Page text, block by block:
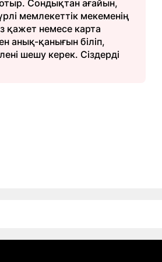
Сондықтан ағайын,
мемлекеттік мекеменің
қажет немесе карта
анық-қанығын біліп,
шешу керек. Сіздерді